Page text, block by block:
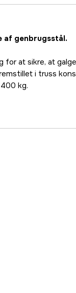
af genbrugsstål.
for at sikre, at
i truss
kg.